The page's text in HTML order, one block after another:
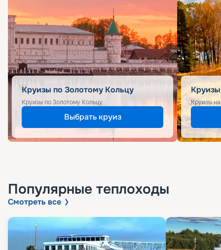
Круизы по Золотому Кольцу
Круизы по Золотому Кольцу
Выбрать круиз
Круизы
Популярные теплоходы
Смотреть все